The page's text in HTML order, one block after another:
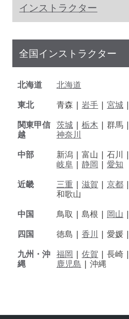
インストラクター
全国インストラクター
北海道
北海道
東北
青森 | 岩手 | 宮城
関東甲信
越
茨城 | 栃木 | 群馬
神奈川
中部
新潟 | 富山 | 石川 |
岐阜 | 静岡 | 愛知
近畿
三重 | 滋賀 | 京都 |
和歌山
中国
鳥取 | 島根 | 岡山 |
四国
徳島 | 香川 | 愛媛 |
九州・沖
縄
福岡 | 佐賀 | 長崎 |
鹿児島 | 沖縄